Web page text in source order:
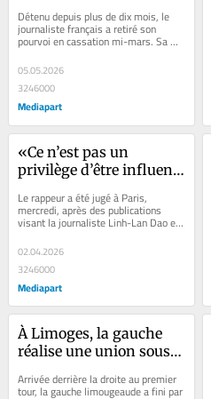
présidentielle
Détenu depuis plus de dix mois, le
journaliste français a retiré son
pourvoi en cassation mi-mars. Sa
famille a rendu ce choix public le 5
mai et...
05.05.2026
3246000
Mediapart
«Ce n’est pas un
privilège d’être influent,
responsabilité»: prison
avec sursis requise
harcèlement et injures
Le rappeur a été jugé à Paris,
mercredi, après des publications
visant la journaliste Linh-Lan Dao et
l’essayiste Tristan Mendès France.
Le...
02.04.2026
3246000
Mediapart
À Limoges, la gauche
réalise une union sous
reprendre la ville
Arrivée derrière la droite au premier
tour, la gauche limougeaude a fini par